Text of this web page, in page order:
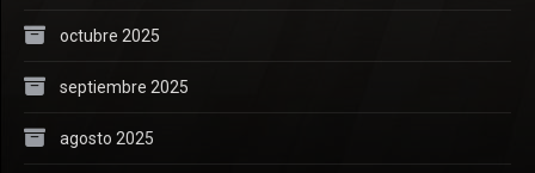
octubre 2025
septiembre 2025
agosto 2025